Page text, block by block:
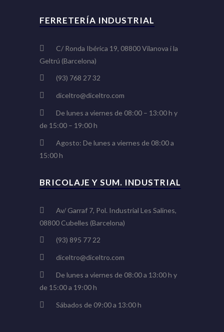
FERRETERÍA INDUSTRIAL
C/ Ronda Ibérica 19, 08800 Vilanova i la
Geltrú (Barcelona)
(93) 768 27 32
diceltro@diceltro.com
De lunes a viernes de 08:00 – 13:00 h y
de 15:00 – 19:00 h
Agosto: De lunes a viernes de 08:00 a
15:00 h
BRICOLAJE Y SUM. INDUSTRIAL
Av/ Garraf 7, Pol. Industrial Les Salines,
08800 Cubelles (Barcelona)
(93) 895 77 22
diceltro@diceltro.com
De lunes a viernes de 08:00 a 13:00 h y
de 15:00 a 19:00 h
Sábados de 09:00 a 13:00 h